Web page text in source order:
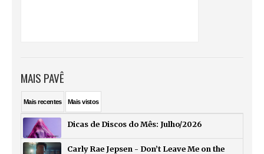
MAIS PAVÊ
Maisrecentes Maisvistos
Dicas de Discos do Mês: Julho/2026
Carly Rae Jepsen - Don’t Leave Me on the